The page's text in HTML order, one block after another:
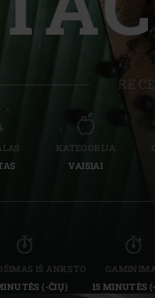
KATEGORIJA
VAISIAI
IŠ ANKSTO
(-ČIŲ)
15 MINUTĖS